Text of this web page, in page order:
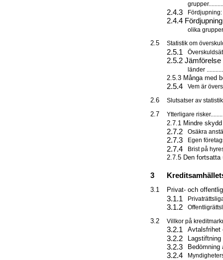
2.4.3 Fördjupning:
2.4.4
olika grupper
2.5 Statistik om
2.5.1
2.5.2
länder
2.5.3 Många med
2.5.4 Vem är
2.6 Slutsatser av statistik
2.7 Ytterligare
2.7.1 Mindre
2.7.2 Osäkra
2.7.3 Egen
2.7.4 Brist på
2.7.5 Den
3
3.1 Privat- och
3.1.1
3.1.2
3.2 Villkor på
3.2.1
3.2.2
3.2.3
3.2.4